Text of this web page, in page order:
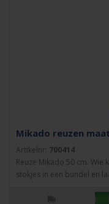
Mikado reuzen
Artikelnr: 700414
Reuze Mikado 50 cm.
stokjes in een bundel en